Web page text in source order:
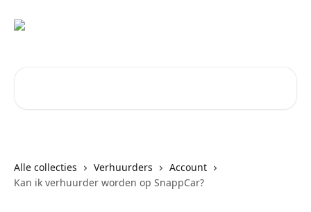
Alle collecties Verhuurders
Account
Kan ik verhuurder worden op SnappCar?